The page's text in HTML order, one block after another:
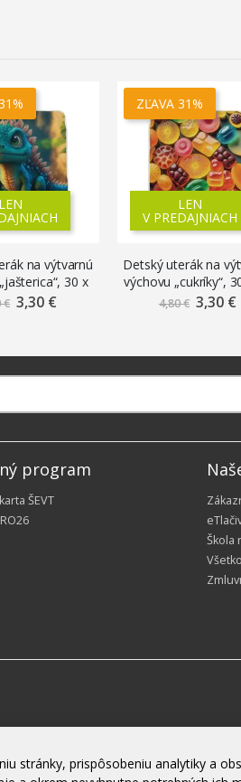
LEN
na výtvarnú
30 x
30 cm
€ Znížená
cena
3,30 €
LEN
V PREDAJNIACH
ZĽAVA 31%
Detský uterák na
výchovu „cukríky“,
cm
4,80 € Znížená
cena
3,30 €
program
ŠEVT
Škola
stránky, prispôsobeniu analytiky a